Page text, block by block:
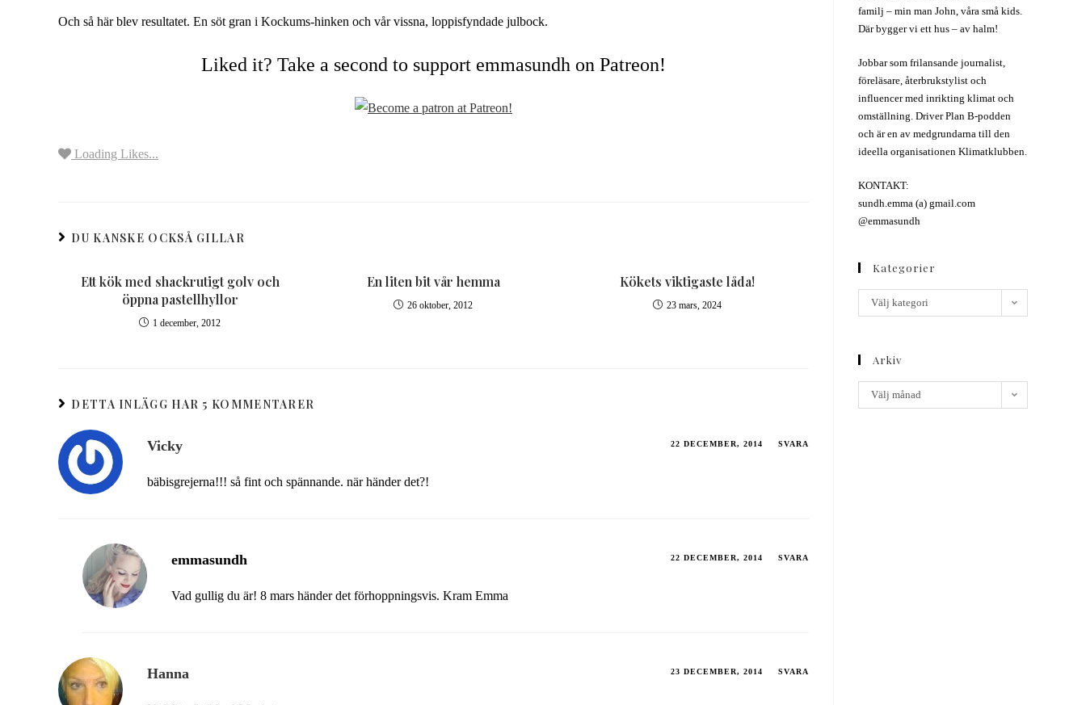
Och så här blev resultatet. En söt gran i Kockums-hinken och vår vissna, loppisfyndade julbock.
Liked it? Take a second to support emmasundh on Patreon!
Loading Likes...
DU KANSKE OCKSÅ GILLAR
Ett kök med shackrutigt golv och
öppna pastellhyllor
1 december, 2012
En liten bit vår hemma
26 oktober, 2012
Kökets viktigaste låda!
23 mars, 2024
DETTA INLÄGG HAR 5 KOMMENTARER
Vicky 22 DECEMBER, 2014 SVARA
bäbisgrejerna!!! så fint och spännande. när händer det?!
emmasundh 22 DECEMBER, 2014 SVARA
Vad gullig du är! 8 mars händer det förhoppningsvis. Kram Emma
Hanna 23 DECEMBER, 2014 SVARA
familj – min man John, våra små kids.
Där bygger vi ett hus – av halm!
Jobbar som frilansande journalist,
föreläsare, återbrukstylist och
influencer med inrikting klimat och
omställning. Driver Plan B-podden
och är en av medgrundarna till den
ideella organisationen Klimatklubben.
KONTAKT:
sundh.emma (a) gmail.com
@emmasundh
Kategorier
Välj kategori
Arkiv
Välj månad